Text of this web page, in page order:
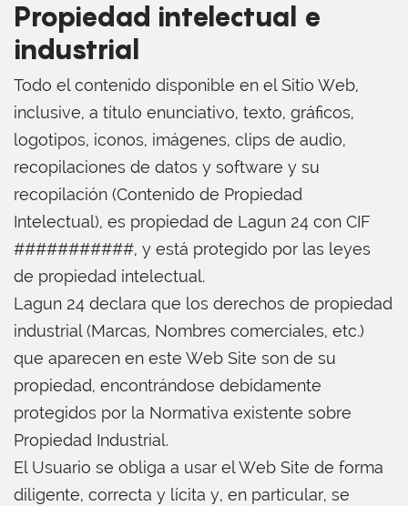
Propiedad intelectual e
industrial
Todo el contenido disponible en el Sitio Web,
inclusive, a título enunciativo, texto, gráficos,
logotipos, iconos, imágenes, clips de audio,
recopilaciones de datos y software y su
recopilación (Contenido de Propiedad
Intelectual), es propiedad de Lagun 24 con CIF
###########, y está protegido por las leyes
de propiedad intelectual.
Lagun 24 declara que los derechos de propiedad
industrial (Marcas, Nombres comerciales, etc.)
que aparecen en este Web Site son de su
propiedad, encontrándose debidamente
protegidos por la Normativa existente sobre
Propiedad Industrial.
El Usuario se obliga a usar el Web Site de forma
diligente, correcta y lícita y, en particular, se